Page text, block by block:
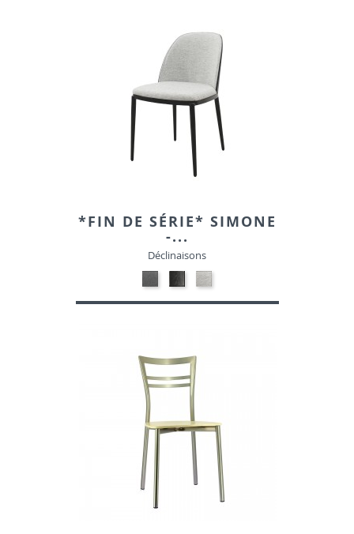
*FIN DE SÉRIE* SIMONE
-...
Déclinaisons
17-
GRIS
50176B-
Contre
plaqué
frêne
17-
BEIGE
50176B-